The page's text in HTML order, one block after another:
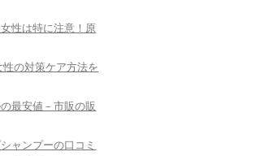
性は特に注意！原
の対策ケア方法を
最安値 – 市販の販
ャンプーの口コミ